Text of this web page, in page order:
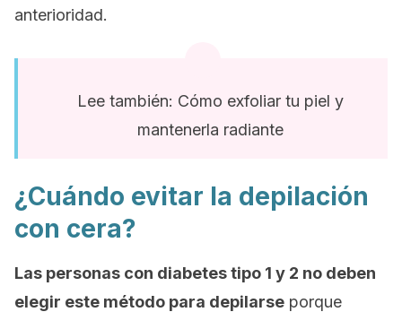
anterioridad.
Lee también: Cómo exfoliar tu piel y
mantenerla radiante
¿Cuándo evitar la depilación
con cera?
Las personas con diabetes tipo 1 y 2 no deben
elegir este método para depilarse porque